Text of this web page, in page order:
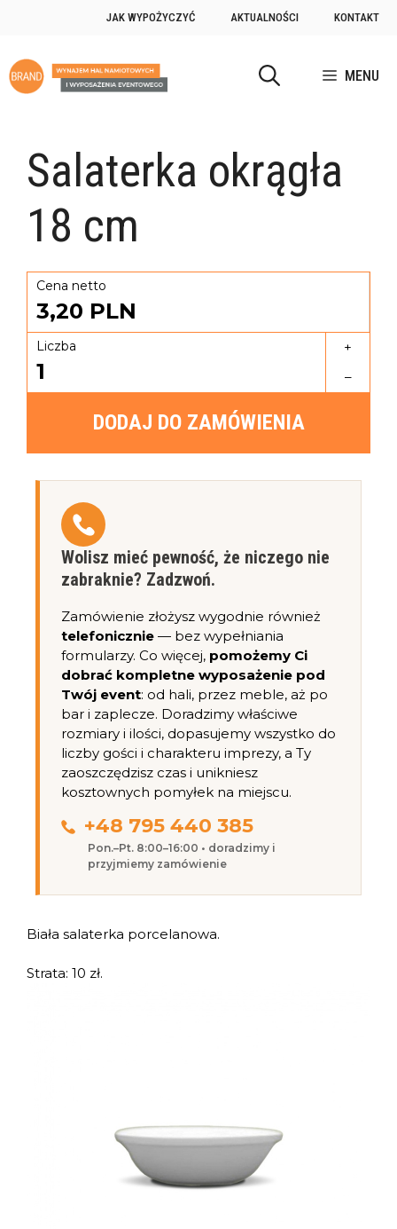
JAK WYPOŻYCZYĆ AKTUALNOŚCI KONTAKT
MENU
Salaterka okrągła
18 cm
Cena netto
3,20 PLN
Liczba
1
+
–
DODAJ DO ZAMÓWIENIA
Wolisz mieć pewność, że niczego nie
zabraknie? Zadzwoń.
Zamówienie złożysz wygodnie również
telefonicznie — bez wypełniania
formularzy. Co więcej, pomożemy Ci
dobrać kompletne wyposażenie pod
Twój event: od hali, przez meble, aż po
bar i zaplecze. Doradzimy właściwe
rozmiary i ilości, dopasujemy wszystko do
liczby gości i charakteru imprezy, a Ty
zaoszczędzisz czas i unikniesz
kosztownych pomyłek na miejscu.
+48 795 440 385
Pon.–Pt. 8:00–16:00 • doradzimy i
przyjmiemy zamówienie
Biała salaterka porcelanowa.
Strata: 10 zł.